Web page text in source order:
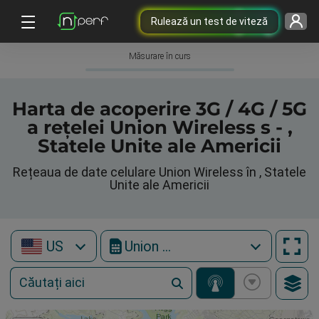
Rulează un test de viteză
Măsurare în curs
Harta de acoperire 3G / 4G / 5G
a rețelei Union Wireless s - ,
Statele Unite ale Americii
Rețeaua de date celulare Union Wireless în , Statele
Unite ale Americii
US Union Wireless